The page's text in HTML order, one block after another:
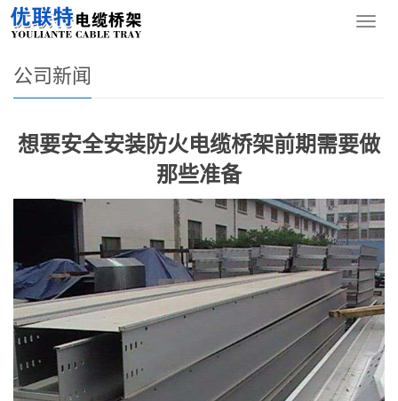
导
您的位置： 网站首页
公司新闻
想要安全安装防火电缆桥架前期需要做
那些准备